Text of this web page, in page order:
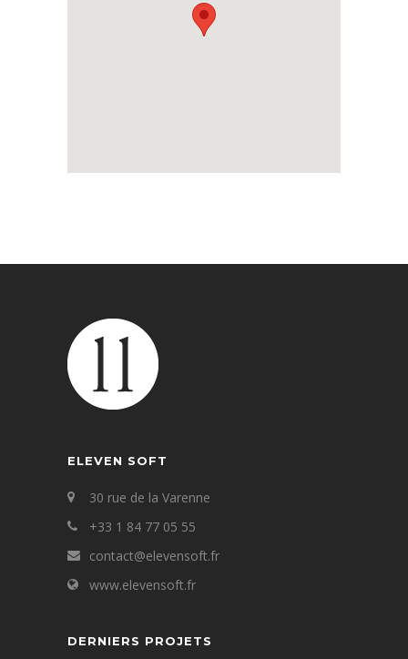
ELEVEN SOFT
30 rue de la Varenne
+33 1 84 77 05 55
contact@elevensoft.fr
www.elevensoft.fr
DERNIERS PROJETS